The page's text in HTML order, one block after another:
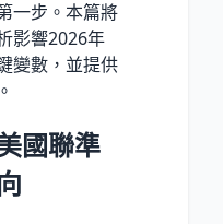
一步。本篇將
影響2026年
變數，並提供
國聯準